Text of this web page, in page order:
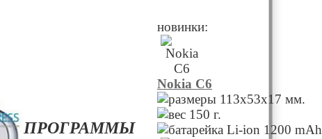
ПРОГРАММЫ
новинки:
Nokia C6
113x53x17 мм.
150 г.
Li-ion 1200 mAh